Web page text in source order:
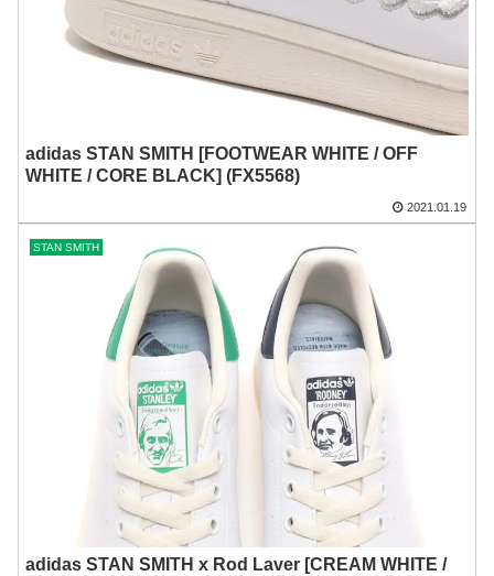
adidas STAN SMITH [FOOTWEAR WHITE / OFF
WHITE / CORE BLACK] (FX5568)
2021.01.19
STAN SMITH
adidas STAN SMITH x Rod Laver [CREAM WHITE /